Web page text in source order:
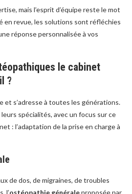
mais l’esprit d’équipe reste le mot
en revue, les solutions sont réfléchies
réponse personnalisée à vos
le cabinet
?
et s’adresse à toutes les générations.
spécialités, avec un focus sur ce
: l’adaptation de la prise en charge à
de dos, de migraines, de troubles